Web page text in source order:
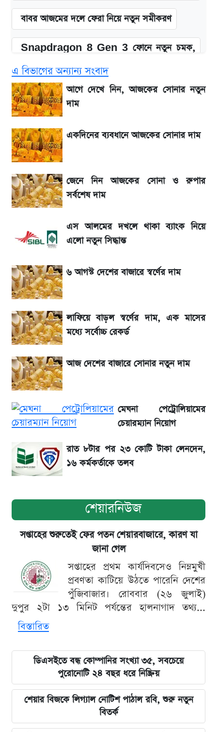
বাবর আজমের দলে ফেরা নিয়ে নতুন সমীকরণ
Snapdragon 8 Gen 3 ফোনে নতুন চমক,
সাকিবের বাড়িতে হামলা নিয়ে মুখ খুললেন দিলীপ
ঘোষ
জেনে নিন আজকের সোনা ও রুপার সর্বশেষ দাম
তাপমাত্রা নিয়ে নতুন পূর্বাভাস দিল আবহাওয়া অফিস
১৮০ দিনের মূল্যায়ন শেষে মন্ত্রিসভায় পরিবর্তন
রবির বড় সাফল্য! আয় কম বাড়লেও রেকর্ড মুনাফা ও
গ্রাহক বৃদ্ধি
ডিএসইতে বন্ধ কোম্পানির সংখ্যা ৩৫, সবচেয়ে
পুরোনোটি ২৪ বছর ধরে নিষ্ক্রিয়
সৌদিতে বাংলাদেশিদের আকামা নবায়নে বদলে গেল
নিয়ম
SSC Result 2026: যে ৩ উপায়ে জানা যাবে
ফল
দেশি ৫ মাছে মিলল মাইক্রোপ্লাস্টিক!
এ বিভাগের অন্যান্য সংবাদ
আগে দেখে নিন, আজকের সোনার নতুন
দাম
একদিনের ব্যবধানে আজকের সোনার দাম
জেনে নিন আজকের সোনা ও রুপার
সর্বশেষ দাম
এস আলমের দখলে থাকা ব্যাংক নিয়ে
এলো নতুন সিদ্ধান্ত
৬ আগস্ট দেশের বাজারে স্বর্ণের দাম
লাফিয়ে বাড়ল স্বর্ণের দাম, এক মাসের
মধ্যে সর্বোচ্চ রেকর্ড
আজ দেশের বাজারে সোনার নতুন দাম
মেঘনা পেট্রোলিয়ামের
চেয়ারম্যান নিয়োগ
রাত ৮টার পর ২৩ কোটি টাকা লেনদেন,
১৬ কর্মকর্তাকে তলব
শেয়ারনিউজ
সপ্তাহের শুরুতেই ফের পতন শেয়ারবাজারে, কারণ যা
জানা গেল
সপ্তাহের প্রথম কার্যদিবসেও নিম্নমুখী
প্রবণতা কাটিয়ে উঠতে পারেনি দেশের
পুঁজিবাজার। রোববার (২৬ জুলাই)
দুপুর ২টা ১৩ মিনিট পর্যন্তের হালনাগাদ তথ্য...
বিস্তারিত
ডিএসইতে বন্ধ কোম্পানির সংখ্যা ৩৫, সবচেয়ে
পুরোনোটি ২৪ বছর ধরে নিষ্ক্রিয়
শেয়ার বিজকে লিগ্যাল নোটিশ পাঠাল রবি, শুরু নতুন
বিতর্ক